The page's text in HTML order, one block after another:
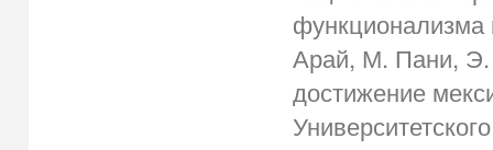
функционализма
Арай, М. Пани, Э.
достижение